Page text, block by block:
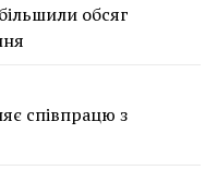
обсяг
співпрацю з